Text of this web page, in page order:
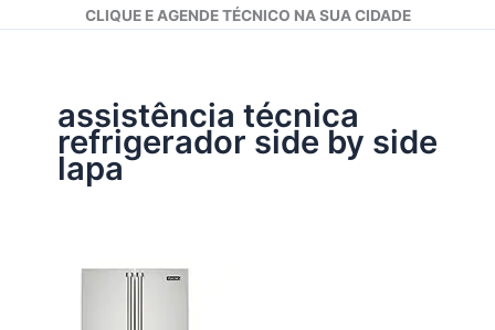
CLIQUE E AGENDE TÉCNICO NA SUA CIDADE
assistência técnica
refrigerador side by side
lapa